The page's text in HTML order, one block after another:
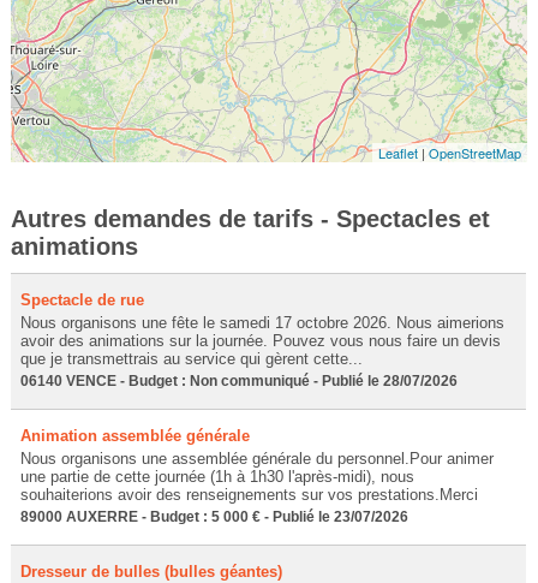
Leaflet |OpenStreetMap
Autres demandes de tarifs - Spectacles et
animations
Spectacle de rue
Nous organisons une fête le samedi 17 octobre 2026. Nous aimerions
avoir des animations sur la journée. Pouvez vous nous faire un devis
que je transmettrais au service qui gèrent cette...
06140 VENCE - Budget : Non communiqué - Publié le 28/07/2026
Animation assemblée générale
Nous organisons une assemblée générale du personnel.Pour animer
une partie de cette journée (1h à 1h30 l'après-midi), nous
souhaiterions avoir des renseignements sur vos prestations.Merci
89000 AUXERRE - Budget : 5 000 € - Publié le 23/07/2026
Dresseur de bulles (bulles géantes)